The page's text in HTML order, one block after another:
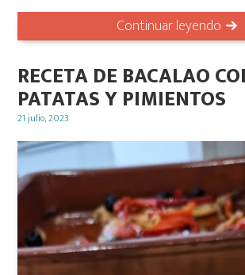
Continuar leyendo
RECETA DE BACALAO
PATATAS Y PIMIENTOS
Posted
21 julio, 2023